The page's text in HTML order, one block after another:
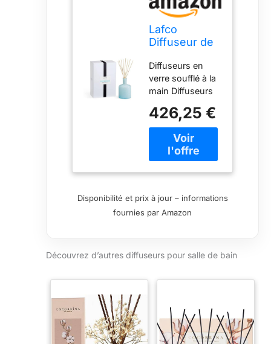
Lafco
Diffuseur de
- Marine
Diffuseurs en
verre soufflé à la
main Diffuseurs
parfums naturels
à base d'huiles
essentielles Art
pour créer
anches naturelles
Convient pour
426,25 €
Disponibilité et prix à jour – informations
fournies par Amazon
Découvrez d’autres diffuseurs pour salle de bain